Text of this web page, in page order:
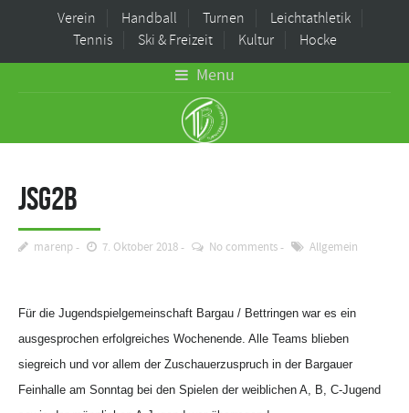
Verein Handball Turnen
Leichtathletik
Tennis
Ski & Freizeit Kultur Hocke
Menu
JSG2B
marenp 7. Oktober 2018 No comments Allgemein
Für die Jugendspielgemeinschaft Bargau / Bettringen war es ein
ausgesprochen erfolgreiches Wochenende. Alle Teams blieben
siegreich und vor allem der Zuschauerzuspruch in der Bargauer
Feinhalle am Sonntag bei den Spielen der weiblichen A, B, C-Jugend